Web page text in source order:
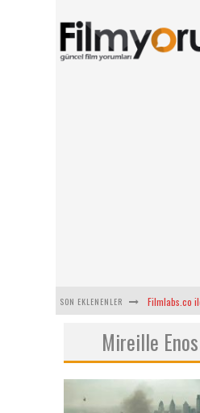
SON EKLENENLER
Ziyaret (The
Mireille